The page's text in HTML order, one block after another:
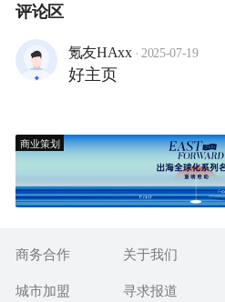
评论区
氪友HAxx · 2025-07-19
好主页
商业策划
商务合作 关于我们
城市加盟
寻求报道